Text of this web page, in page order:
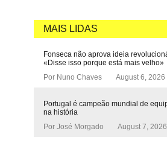
MAIS LIDAS
Fonseca não aprova ideia
«Disse isso porque está mais velho»
Por Nuno Chaves August 6, 2026
Portugal é campeão mundial de
na história
Por José Morgado August 7, 2026